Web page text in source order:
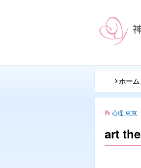
ホーム
心理 東京
art